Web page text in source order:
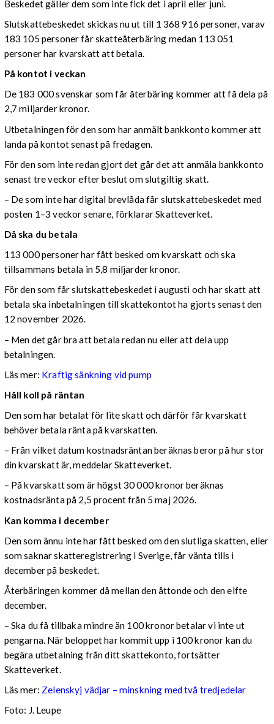
Beskedet gäller dem som inte fick det i april eller juni.
Slutskattebeskedet skickas nu ut till 1 368 916 personer, varav
183 105 personer får skatteåterbäring medan 113 051
personer har kvarskatt att betala.
På kontot i veckan
De 183 000 svenskar som får återbäring kommer att få dela på
2,7 miljarder kronor.
Utbetalningen för den som har anmält bankkonto kommer att
landa på kontot senast på fredagen.
För den som inte redan gjort det går det att anmäla bankkonto
senast tre veckor efter beslut om slutgiltig skatt.
– De som inte har digital brevlåda får slutskattebeskedet med
posten 1–3 veckor senare, förklarar Skatteverket.
Då ska du betala
113 000 personer har fått besked om kvarskatt och ska
tillsammans betala in 5,8 miljarder kronor.
För den som får slutskattebeskedet i augusti och har skatt att
betala ska inbetalningen till skattekontot ha gjorts senast den
12 november 2026.
– Men det går bra att betala redan nu eller att dela upp
betalningen.
Läs mer: Kraftig sänkning vid pump
Håll koll på räntan
Den som har betalat för lite skatt och därför får kvarskatt
behöver betala ränta på kvarskatten.
– Från vilket datum kostnadsräntan beräknas beror på hur stor
din kvarskatt är, meddelar Skatteverket.
– På kvarskatt som är högst 30 000 kronor beräknas
kostnadsränta på 2,5 procent från 5 maj 2026.
Kan komma i december
Den som ännu inte har fått besked om den slutliga skatten, eller
som saknar skatteregistrering i Sverige, får vänta tills i
december på beskedet.
Återbäringen kommer då mellan den åttonde och den elfte
december.
– Ska du få tillbaka mindre än 100 kronor betalar vi inte ut
pengarna. När beloppet har kommit upp i 100 kronor kan du
begära utbetalning från ditt skattekonto, fortsätter
Skatteverket.
Läs mer: Zelenskyj vädjar – minskning med två tredjedelar
Foto: J. Leupe